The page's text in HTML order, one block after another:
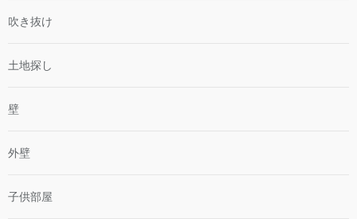
吹き抜け
土地探し
壁
外壁
子供部屋